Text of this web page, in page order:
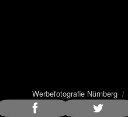
Werbefotografie Nürnberg/